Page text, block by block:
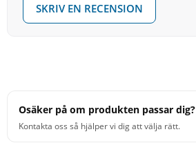
SKRIV EN RECENSION
Osäker på om produkten passar dig?
Kontakta oss så hjälper vi dig att välja rätt.